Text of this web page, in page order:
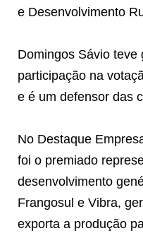
e Desenvolvimento
Domingos Sávio teve
participação na
e é um defensor das
No Destaque
foi o premiado
desenvolvimento
Frangosul e Vibra,
exporta a produção